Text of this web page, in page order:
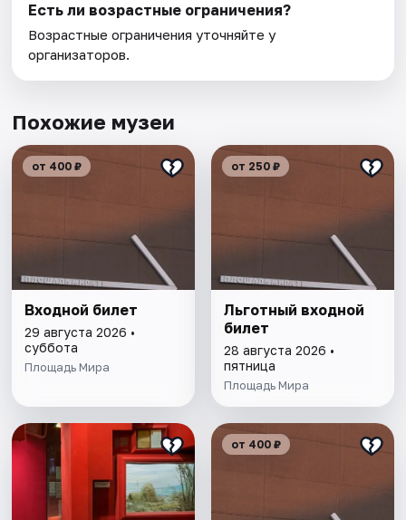
Есть ли возрастные ограничения?
Возрастные ограничения уточняйте у
организаторов.
Похожие музеи
от 400 ₽
Входной билет
29 августа 2026 •
суббота
Площадь Мира
от 250 ₽
Льготный входной
билет
28 августа 2026 •
пятница
Площадь Мира
от 400 ₽